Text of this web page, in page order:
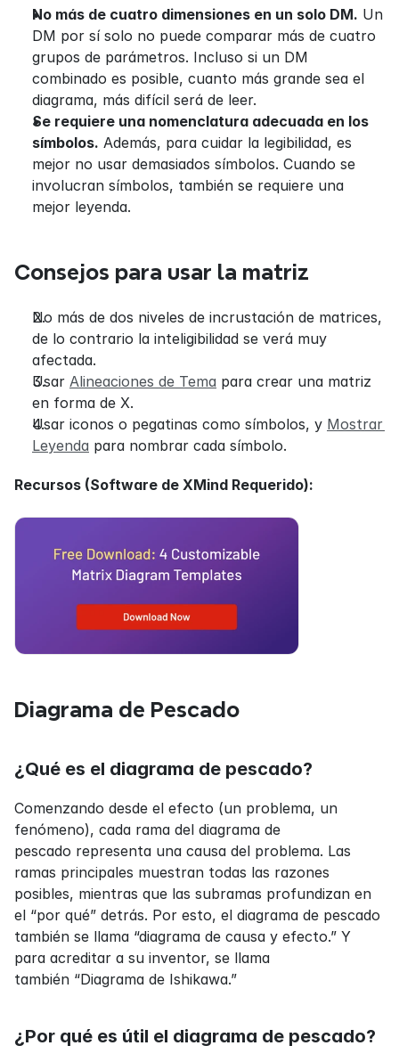
No más de cuatro dimensiones en un solo DM. Un
DM por sí solo no puede comparar más de cuatro
grupos de parámetros. Incluso si un DM
combinado es posible, cuanto más grande sea el
diagrama, más difícil será de leer.
Se requiere una nomenclatura adecuada en los
símbolos. Además, para cuidar la legibilidad, es
mejor no usar demasiados símbolos. Cuando se
involucran símbolos, también se requiere una
mejor leyenda.
Consejos para usar la matriz
No más de dos niveles de incrustación de matrices,
de lo contrario la inteligibilidad se verá muy
afectada.
Usar Alineaciones de Tema para crear una matriz
en forma de X.
Usar iconos o pegatinas como símbolos, y Mostrar
Leyenda para nombrar cada símbolo.
Recursos (Software de XMind Requerido):
Diagrama de Pescado
¿Qué es el diagrama de pescado?
Comenzando desde el efecto (un problema, un
fenómeno), cada rama del diagrama de
pescado representa una causa del problema. Las
ramas principales muestran todas las razones
posibles, mientras que las subramas profundizan en
el “por qué” detrás. Por esto, el diagrama de pescado
también se llama “diagrama de causa y efecto.” Y
para acreditar a su inventor, se llama
también “Diagrama de Ishikawa.”
¿Por qué es útil el diagrama de pescado?